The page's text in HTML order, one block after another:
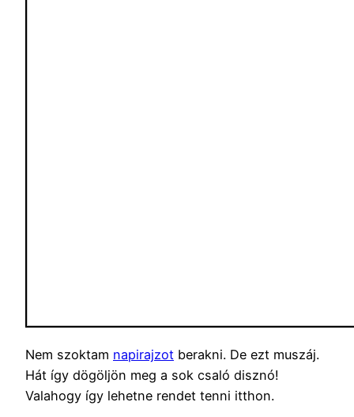
Nem szoktam napirajzot berakni. De ezt muszáj.
Hát így dögöljön meg a sok csaló disznó!
Valahogy így lehetne rendet tenni itthon.